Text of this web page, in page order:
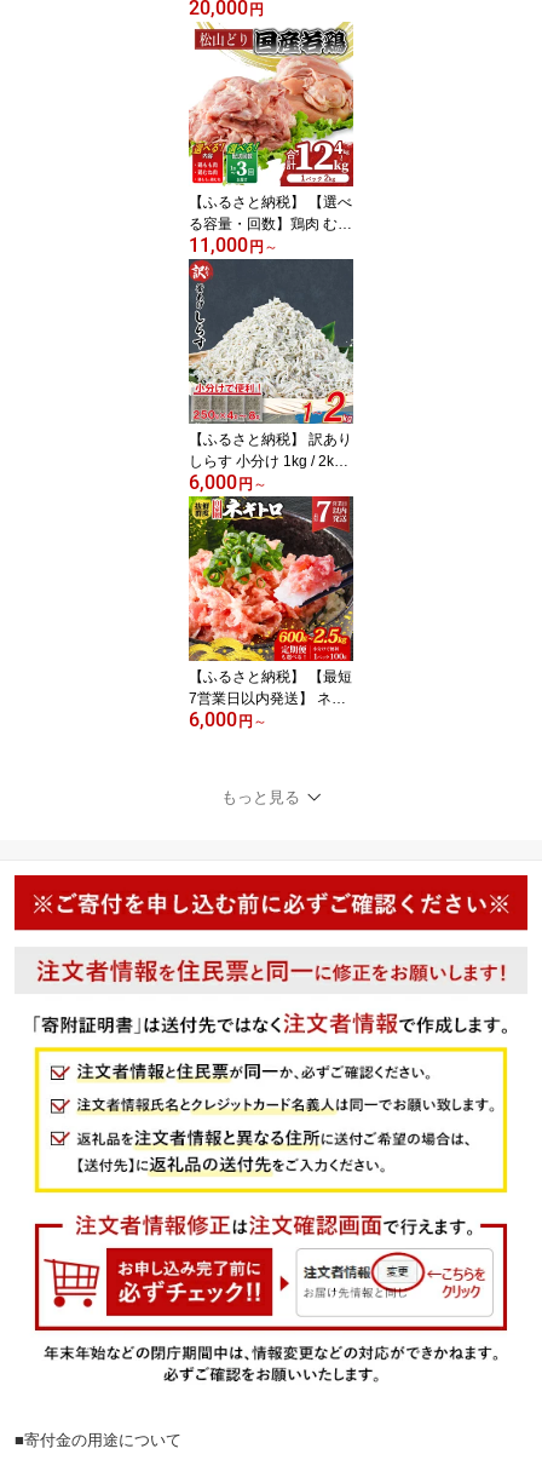
る楽天トラベルクーポン
寄付額2万円 | ふるさと納
税 宿泊 旅行 トラベル 温
泉 家族旅行 カップル 観
光 旅行 ホテル 旅館 クー
ポン チケット 父の日 母
の日 全国旅行支援 宿泊
予約 予約 プレゼント 四
国 愛媛県 松山市
20,000 円
【ふるさと納税】 【選べ
る容量・回数】鶏肉 むね
肉 もも肉 4kg 8kg 12kg |
国産 銘柄鶏 若鶏 鶏肉 鳥
肉 モモ肉 ムネ肉 小分け
冷凍 カット 高タンパク
低カロリー BBQ 焼き鳥
唐揚げ 親子丼 チキンス
テーキ 鍋料理 定期便 ギ
フト 贈答用 惣菜 愛媛県
松山市 送料無料
11,000 円 ～
【ふるさと納税】 訳あり
しらす 小分け 1kg / 2kg
釜揚げしらす しらす干し
無選別 不揃い 冷凍しら
す 海鮮丼 魚介 グルメ ご
はんのお供 しらす丼 パ
スタ ピザ 卵焼き 酒の肴
おつまみ 冷凍 小分け保
存 時短調理 お取り寄せ
グルメ 人気 おすすめ 愛
媛県 松山市 送料無料
6,000 円 ～
【ふるさと納税】 【最短
7営業日以内発送】 ネギ
トロ 600g / 800g / 1.2kg
期便 手詰め ねぎとろ マ
グロ 鮪 まぐろたたき ね
送料無料 お取り寄せ 愛
媛県 松山市
6,000 円 ～
もっと見る
■寄付金の用途について